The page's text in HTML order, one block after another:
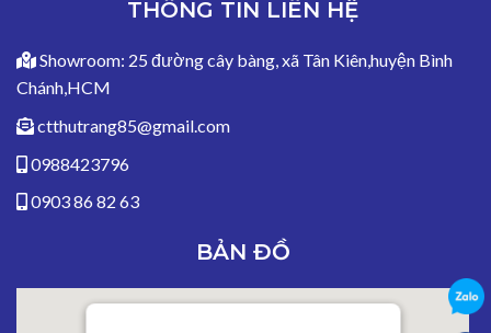
THÔNG TIN LIÊN HỆ
Showroom: 25 đường cây bàng, xã Tân Kiên,huyện Bình
Chánh,HCM
ctthutrang85@gmail.com
0988423796
0903 86 82 63
BẢN ĐỒ